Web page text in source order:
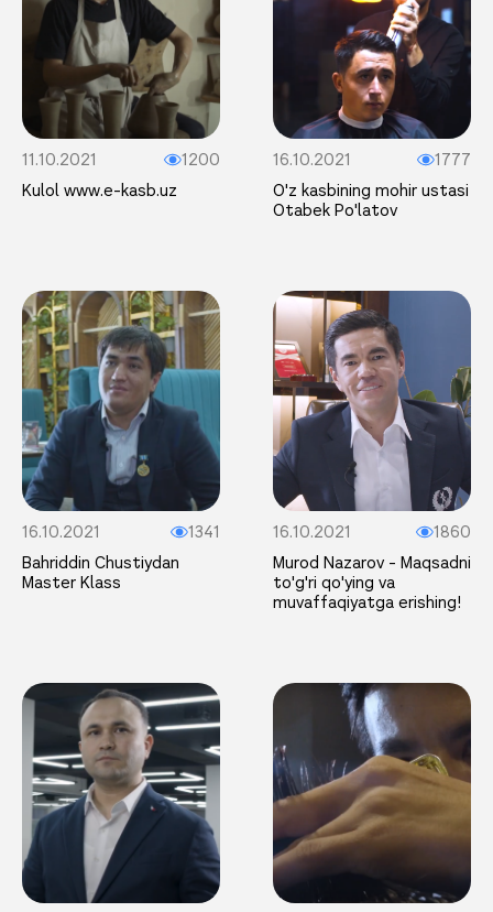
11.10.2021
1200
Kulol www.e-kasb.uz
16.10.2021
1777
O'z kasbining mohir ustasi
Otabek Po'latov
16.10.2021
1341
Bahriddin Chustiydan
Master Klass
16.10.2021
1860
Murod Nazarov - Maqsadni
to'g'ri qo'ying va
muvaffaqiyatga erishing!